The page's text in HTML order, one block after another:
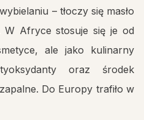
– tłoczy się masło
W Afryce stosuje się je od
ale jako kulinarny
oraz środek
Do Europy trafiło w